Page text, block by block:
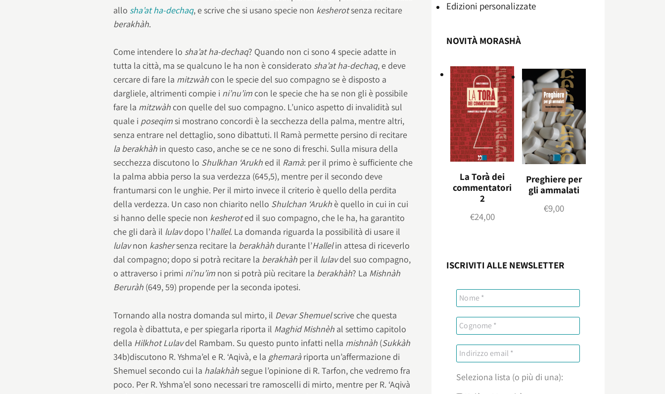
allo sha’at ha-dechaq, e scrive che si usano specie non kesherotsenza recitare
berakhàh.
Come intendere lo sha’at ha-dechaq? Quando non ci sono 4 specie adatte in
tutta la città, ma se qualcuno le ha non è considerato sha’at ha-dechaq, e deve
cercare di fare la mitzwàh con le specie del suo compagno se è disposto a
dargliele, altrimenti compie i ni’nu’im con le specie che ha se non gli è possibile
fare la mitzwàh con quelle del suo compagno. L’unico aspetto di invalidità sul
quale i poseqimsi mostrano concordi è la secchezza della palma, mentre altri,
senza entrare nel dettaglio, sono dibattuti. Il Ramà permette persino di recitare
la berakhàh in questo caso, anche se ce ne sono di freschi. Sulla misura della
secchezza discutono lo Shulkhan ‘Arukh ed il Ramà: per il primo è sufficiente che
la palma abbia perso la sua verdezza (645,5), mentre per il secondo deve
frantumarsi con le unghie. Per il mirto invece il criterio è quello della perdita
della verdezza. Un caso non chiarito nello Shulchan ‘Arukh è quello in cui in cui
si hanno delle specie non kesheroted il suo compagno, che le ha, ha garantito
che gli darà il lulavdopo l’hallel. La domanda riguarda la possibilità di usare il
lulavnon kashersenza recitare la berakhàh durante l’Hallelin attesa di riceverlo
dal compagno; dopo si potrà recitare la berakhàh per il lulavdel suo compagno,
o attraverso i primi ni’nu’im non si potrà più recitare la berakhàh? La Mishnàh
Beruràh (649, 59) propende per la seconda ipotesi.
Tornando alla nostra domanda sul mirto, il Devar Shemuelscrive che questa
regola è dibattuta, e per spiegarla riporta il Maghid Mishnèh al settimo capitolo
della Hilkhot Lulavdel Rambam. Su questo punto infatti nella mishnàh (Sukkàh
34b)discutono R. Yshma’el e R. ‘Aqivà, e la ghemaràriporta un’affermazione di
Shemuel secondo cui la halakhàhsegue l’opinione di R. Tarfon, che vedremo fra
poco. Per R. Yshma’el sono necessari tre ramoscelli di mirto, mentre per R. ‘Aqivà
Edizioni personalizzate
NOVITÀ MORASHÀ
La Torà dei
commentatori
2
€24,00
Preghiere per
gli ammalati
€9,00
ISCRIVITI ALLE NEWSLETTER
Seleziona lista (o più di una):